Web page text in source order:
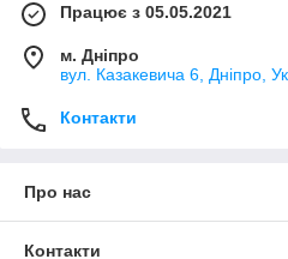
Працює з 05.05.2021
м. Дніпро
вул. Казакевича 6, Дніпро,
Контакти
Про нас
Контакти